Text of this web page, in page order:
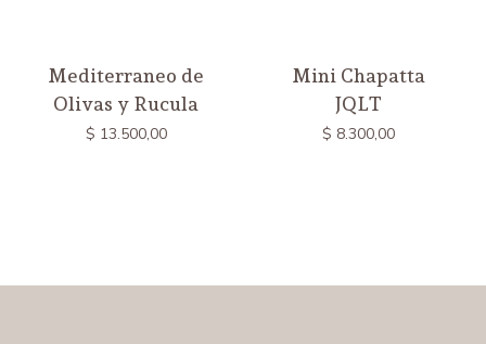
Mediterraneo de
Olivas y Rucula
$ 13.500,00
Mini Chapatta
JQLT
$ 8.300,00